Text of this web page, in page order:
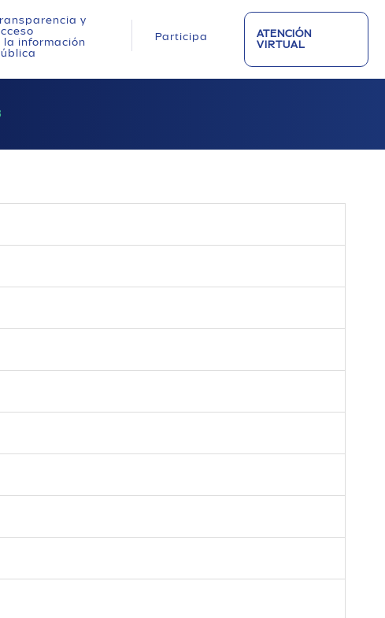
y
la información
Participa
ATENCIÓN
VIRTUAL